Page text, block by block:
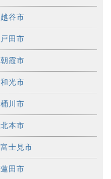
越谷市
戸田市
朝霞市
和光市
桶川市
北本市
富士見市
蓮田市